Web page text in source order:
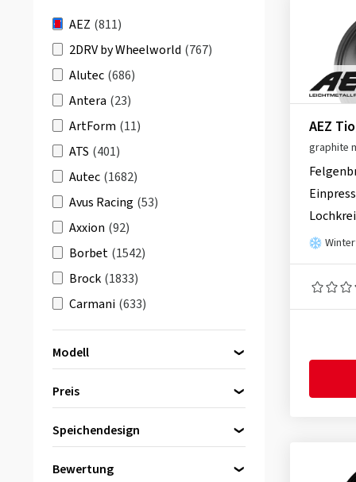
grau / anthrazit
AEZ (811)
2DRV by Wheelworld (767)
Alutec (686)
Antera (23)
ArtForm (11)
ATS (401)
Autec (1682)
Avus Racing (53)
Axxion (92)
Borbet (1542)
Brock (1833)
Carmani (633)
CMS(1137)
Damina Performance
Dezent(2492)
Diewe-Wheels
Modell
AEZ Alaska black
AEZ Alaska dark(4)
AEZ Atlanta black
Preis
von
bis
Speichendesign
Bewertung
AEZ
graphite